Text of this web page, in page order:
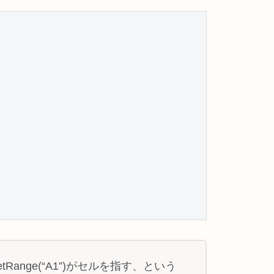
がセルを指す、という